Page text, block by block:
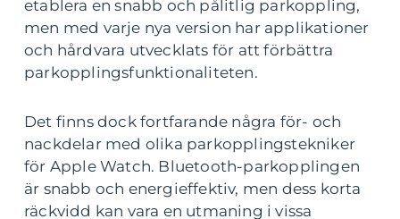
etablera en snabb och pålitlig parkoppling,
men med varje nya version har applikationer
och hårdvara utvecklats för att förbättra
parkopplingsfunktionaliteten.
Det finns dock fortfarande några för- och
nackdelar med olika parkopplingstekniker
för Apple Watch. Bluetooth-parkopplingen
är snabb och energieffektiv, men dess korta
räckvidd kan vara en utmaning i vissa